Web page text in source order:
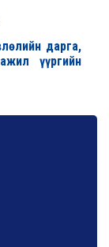
дарга,
үүргийн